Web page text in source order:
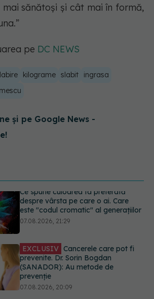
sănătoși și cât mai în formă,
pe DC NEWS
kilograme slabit
ingrasa
și pe Google News -
EXCLUSIV Cancerele care pot fi
prevenite. Dr. Sorin Bogdan
(SANADOR): Au metode de
07.08.2026, 20:09
Testul din deget care ar putea
indica riscul pentru 8 boli majore
07.08.2026, 18:34